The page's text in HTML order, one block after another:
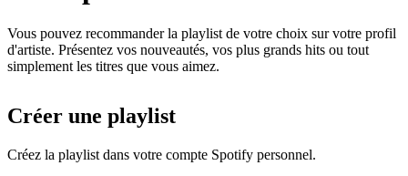
Vous pouvez recommander la playlist de votre choix sur votre profil
d'artiste. Présentez vos nouveautés, vos plus grands hits ou tout
simplement les titres que vous aimez.
Créer une playlist
Créez la playlist dans votre compte Spotify personnel.